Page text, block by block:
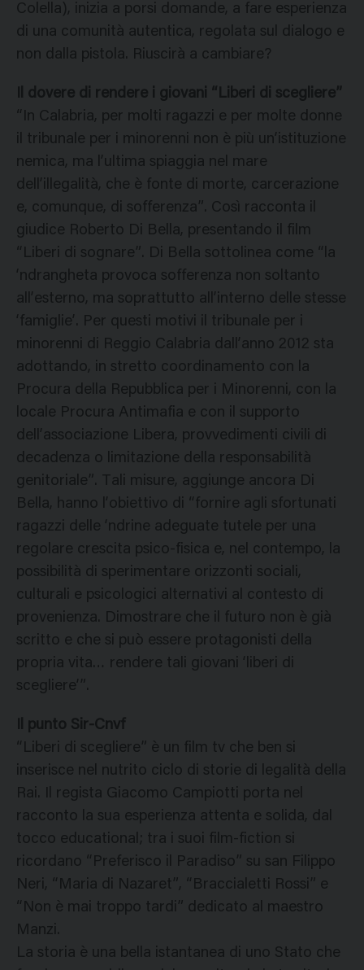
Colella), inizia a porsi domande, a fare esperienza
di una comunità autentica, regolata sul dialogo e
non dalla pistola. Riuscirà a cambiare?
Il dovere di rendere i giovani “Liberi di scegliere”
“In Calabria, per molti ragazzi e per molte donne
il tribunale per i minorenni non è più un’istituzione
nemica, ma l’ultima spiaggia nel mare
dell’illegalità, che è fonte di morte, carcerazione
e, comunque, di sofferenza”. Così racconta il
giudice Roberto Di Bella, presentando il film
“Liberi di sognare”. Di Bella sottolinea come “la
‘ndrangheta provoca sofferenza non soltanto
all’esterno, ma soprattutto all’interno delle stesse
‘famiglie’. Per questi motivi il tribunale per i
minorenni di Reggio Calabria dall’anno 2012 sta
adottando, in stretto coordinamento con la
Procura della Repubblica per i Minorenni, con la
locale Procura Antimafia e con il supporto
dell’associazione Libera, provvedimenti civili di
decadenza o limitazione della responsabilità
genitoriale”. Tali misure, aggiunge ancora Di
Bella, hanno l’obiettivo di “fornire agli sfortunati
ragazzi delle ‘ndrine adeguate tutele per una
regolare crescita psico-fisica e, nel contempo, la
possibilità di sperimentare orizzonti sociali,
culturali e psicologici alternativi al contesto di
provenienza. Dimostrare che il futuro non è già
scritto e che si può essere protagonisti della
propria vita… rendere tali giovani ‘liberi di
scegliere’”.
Il punto Sir-Cnvf
“Liberi di scegliere” è un film tv che ben si
inserisce nel nutrito ciclo di storie di legalità della
Rai. Il regista Giacomo Campiotti porta nel
racconto la sua esperienza attenta e solida, dal
tocco educational; tra i suoi film-fiction si
ricordano “Preferisco il Paradiso” su san Filippo
Neri, “Maria di Nazaret”, “Braccialetti Rossi” e
“Non è mai troppo tardi” dedicato al maestro
Manzi.
La storia è una bella istantanea di uno Stato che